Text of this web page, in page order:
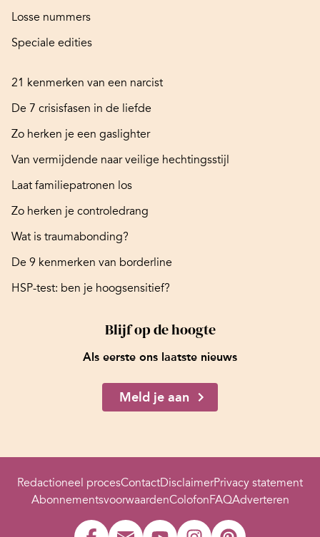
Losse nummers
Speciale edities
21 kenmerken van een narcist
De 7 crisisfasen in de liefde
Zo herken je een gaslighter
Van vermijdende naar veilige hechtingsstijl
Laat familiepatronen los
Zo herken je controledrang
Wat is traumabonding?
De 9 kenmerken van borderline
HSP-test: ben je hoogsensitief?
Blijf op de hoogte
Als eerste ons laatste nieuws
Meld je aan
Redactioneel procesContactDisclaimerPrivacy statement
AbonnementsvoorwaardenColofonFAQAdverteren